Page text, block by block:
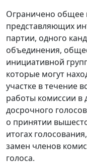
Ограничено общее
представляющих
партии, одного
объединения,
инициативной
которые могут
участке в течение
работы комиссии в
досрочного
о принятии
итогах
замен членов
голоса.